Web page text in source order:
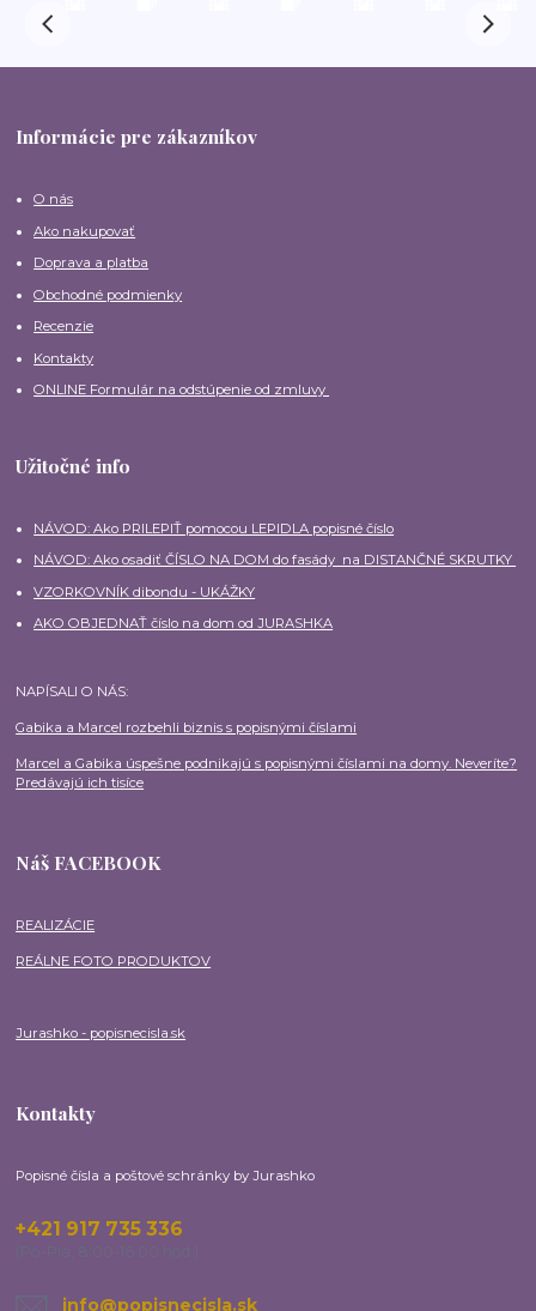
Informácie pre zákazníkov
O nás
Ako nakupovať
Doprava a platba
Obchodné podmienky
Recenzie
Kontakty
ONLINE Formulár na odstúpenie od zmluvy
Užitočné info
NÁVOD: Ako PRILEPIŤ pomocou LEPIDLA popisné číslo
NÁVOD: Ako osadiť ČÍSLO NA DOM do fasády na DISTANČNÉ SKRUTKY
VZORKOVNÍK dibondu - UKÁŽKY
AKO OBJEDNAŤ číslo na dom od JURASHKA
NAPÍSALI O NÁS:
Gabika a Marcel rozbehli biznis s popisnými číslami
Marcel a Gabika úspešne podnikajú s popisnými číslami na domy. Neveríte?
Predávajú ich tisíce
Náš FACEBOOK
REALIZÁCIE
REÁLNE FOTO PRODUKTOV
Jurashko - popisnecisla.sk
Kontakty
Popisné čísla a poštové schránky by Jurashko
+421 917 735 336
info@popisnecisla.sk